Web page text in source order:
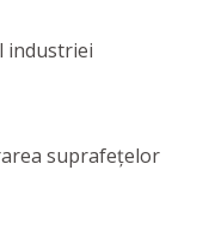
industriei
suprafețelor